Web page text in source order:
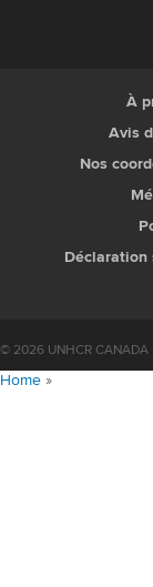
À
Avis
Nos
Déclaration
© 2026 UNHCR CANADA
Home »